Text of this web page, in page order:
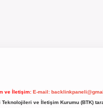
ve İletişim: E-mail:
ve İletişim Kurumu (BTK)